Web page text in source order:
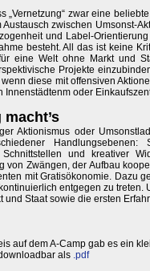
„Vernetzung“ zwar eine
Austausch zwischen Umsonst-
und Label-
besteht. All das ist keine
eine Welt ohne Markt und
Projekte
diese mit offensiven
Innenstädtenm oder
Aktionismus oder
und kreativer
von Zwängen, der Aufbau
mit Gratisökonomie. Dazu
entgegen zu treten.
und Staat sowie die ersten
auf dem A-Camp gab es ein
als .pdf